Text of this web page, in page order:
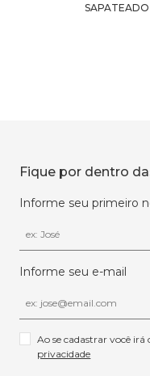
SAPATEADO
Fique por dentro
Informe seu primeiro
Informe seu e-mail
Ao se cadastrar você
privacidade